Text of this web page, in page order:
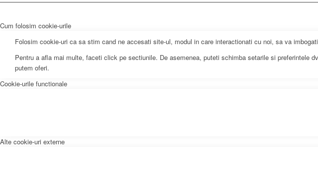
Cum folosim cookie-urile
Folosim cookie-uri ca sa stim cand ne accesati site-ul, modul in care interactionati cu noi, sa va
Pentru a afla mai multe, faceti click pe sectiunile. De asemenea, puteti schimba setarile si
putem oferi.
Cookie-urile functionale
Alte cookie-uri externe